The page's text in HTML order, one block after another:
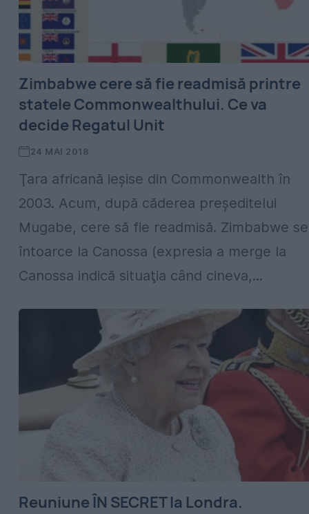
Zimbabwe cere să fie readmisă printre
statele Commonwealthului. Ce va
decide Regatul Unit
24 MAI 2018
Ţara africană ieşise din Commonwealth în
2003. Acum, după căderea preşeditelui
Mugabe, cere să fie readmisă. Zimbabwe se
întoarce la Canossa (expresia a merge la
Canossa indică situaţia când cineva,...
Reuniune ÎN SECRET la Londra.